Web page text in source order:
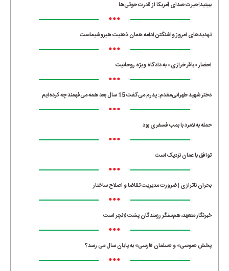
ببینید|حیرت صدای آمریکا از قدرت حوثی‌ها
•••
تهدیدهای امروز واشنگتن ادامه همان ذهنیت هیروشیماست
•••
احضار «باقر خرازی» به دادگاه ویژه روحانیت
•••
دختر شهید طهرانی‌مقدم: پدرم می‌گفت 15 سال بعد همه می‌فهمند چه کرده‌ایم
•••
حمله به لامرد با بمب فسفری بود
•••
توافق با عمان نزدیک است
•••
بحران ناترازی | ضرورت مدیریت تقاضا و اصلاح ساختار
•••
خبرنگار متعهد، هم‌سنگر رزمندگان پشت لانچر است
•••
پخش «موسی» و «سلمان فارسی» به پایان سال می رسد؟
•••